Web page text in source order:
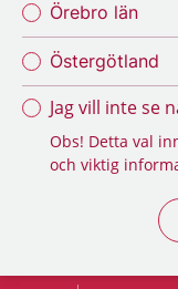
Örebro län
Östergötland
Jag vill inte se
Obs! Detta val
och viktig